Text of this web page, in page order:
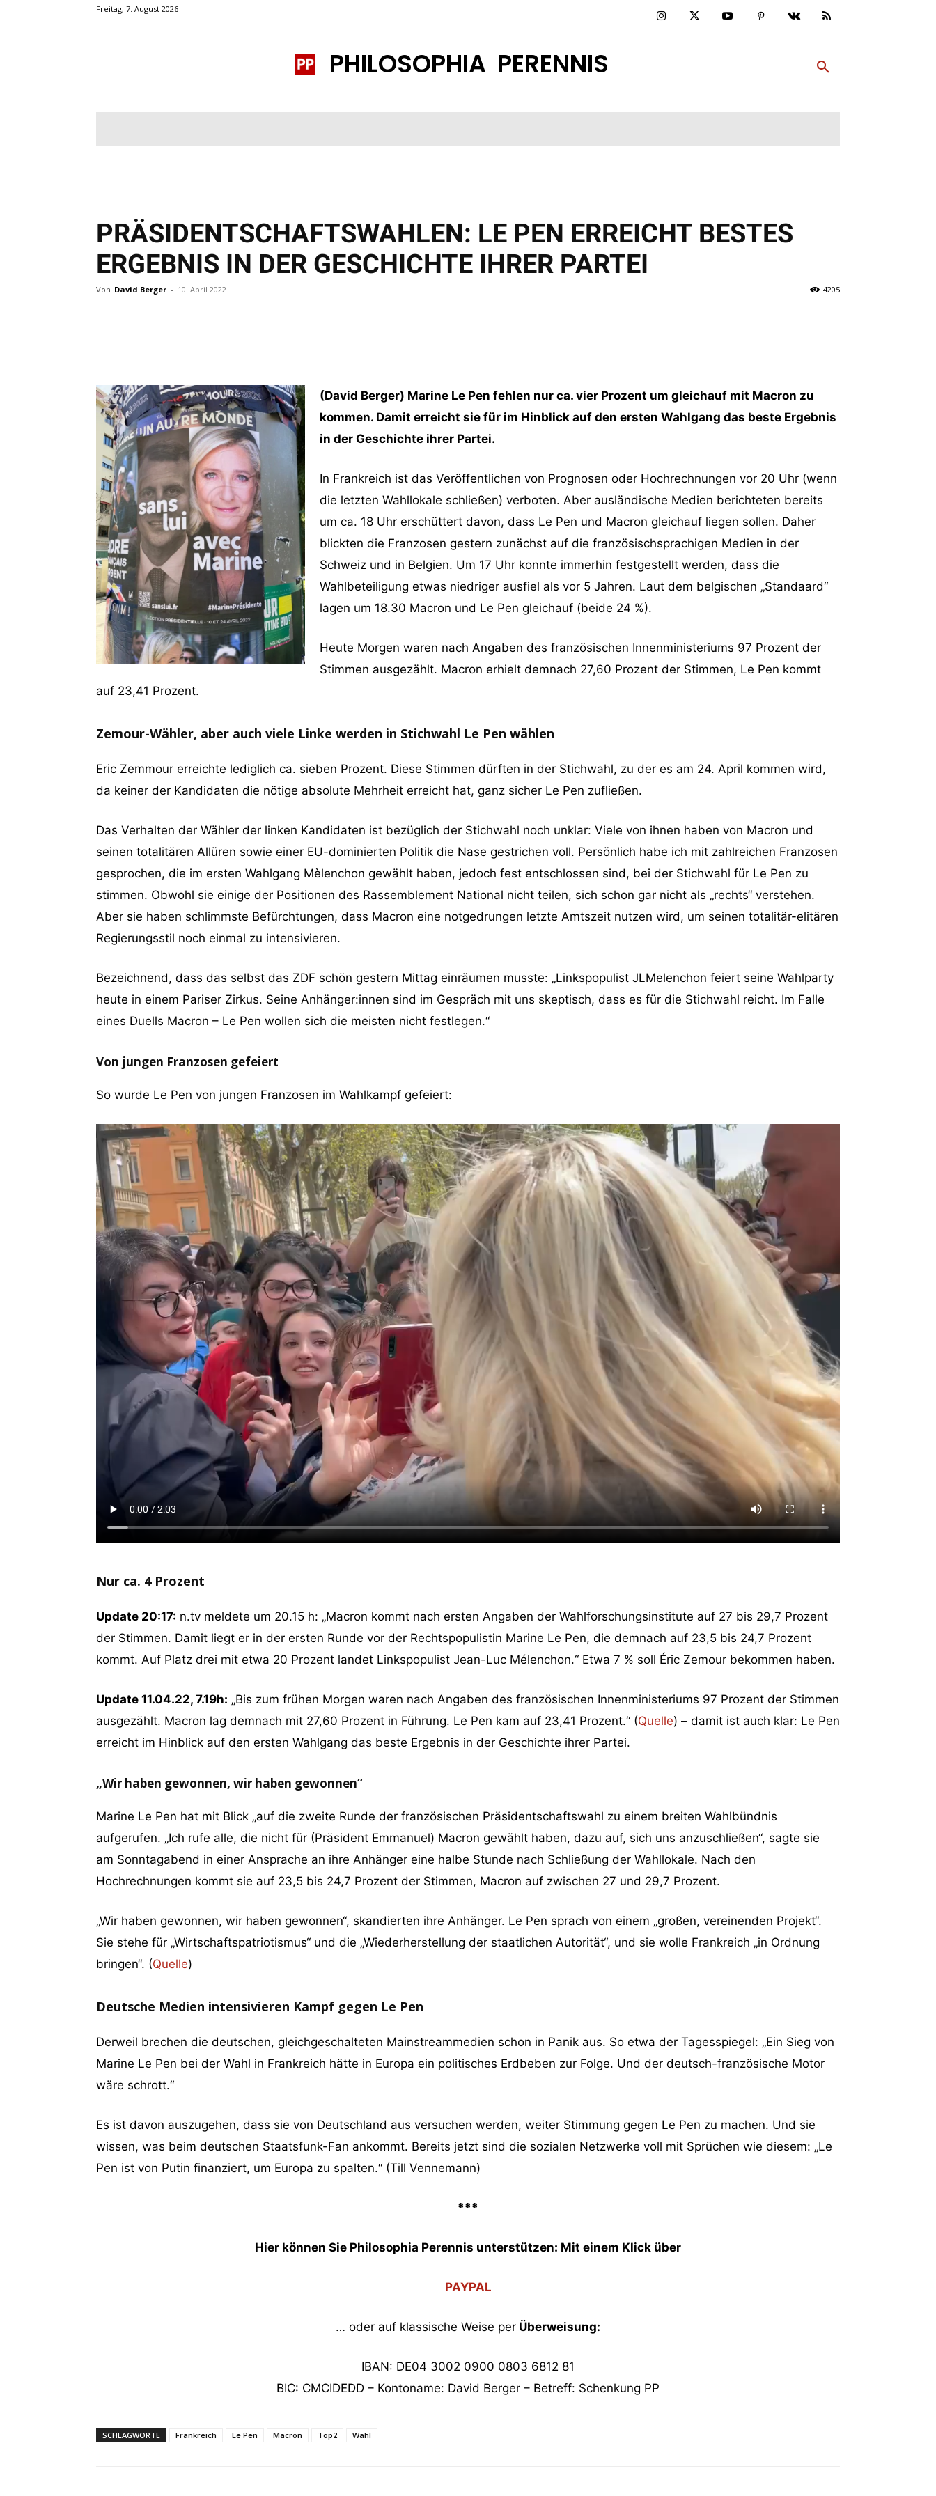
Freitag, 7. August 2026
PHILOSOPHIA PERENNIS
PRÄSIDENTSCHAFTSWAHLEN: LE PEN ERREICHT BESTES
ERGEBNIS IN DER GESCHICHTE IHRER PARTEI
Von David Berger - 10. April 2022 4205
(David Berger) Marine Le Pen fehlen nur ca. vier Prozent um gleichauf mit Macron zu
kommen. Damit erreicht sie für im Hinblick auf den ersten Wahlgang das beste Ergebnis
in der Geschichte ihrer Partei.
In Frankreich ist das Veröffentlichen von Prognosen oder Hochrechnungen vor 20 Uhr (wenn
die letzten Wahllokale schließen) verboten. Aber ausländische Medien berichteten bereits
um ca. 18 Uhr erschüttert davon, dass Le Pen und Macron gleichauf liegen sollen. Daher
blickten die Franzosen gestern zunächst auf die französischsprachigen Medien in der
Schweiz und in Belgien. Um 17 Uhr konnte immerhin festgestellt werden, dass die
Wahlbeteiligung etwas niedriger ausfiel als vor 5 Jahren. Laut dem belgischen „Standaard“
lagen um 18.30 Macron und Le Pen gleichauf (beide 24 %).
Heute Morgen waren nach Angaben des französischen Innenministeriums 97 Prozent der
Stimmen ausgezählt. Macron erhielt demnach 27,60 Prozent der Stimmen, Le Pen kommt
auf 23,41 Prozent.
Zemour-Wähler, aber auch viele Linke werden in Stichwahl Le Pen wählen
Eric Zemmour erreichte lediglich ca. sieben Prozent. Diese Stimmen dürften in der Stichwahl, zu der es am 24. April kommen wird,
da keiner der Kandidaten die nötige absolute Mehrheit erreicht hat, ganz sicher Le Pen zufließen.
Das Verhalten der Wähler der linken Kandidaten ist bezüglich der Stichwahl noch unklar: Viele von ihnen haben von Macron und
seinen totalitären Allüren sowie einer EU-dominierten Politik die Nase gestrichen voll. Persönlich habe ich mit zahlreichen Franzosen
gesprochen, die im ersten Wahlgang Mèlenchon gewählt haben, jedoch fest entschlossen sind, bei der Stichwahl für Le Pen zu
stimmen. Obwohl sie einige der Positionen des Rassemblement National nicht teilen, sich schon gar nicht als „rechts“ verstehen.
Aber sie haben schlimmste Befürchtungen, dass Macron eine notgedrungen letzte Amtszeit nutzen wird, um seinen totalitär-elitären
Regierungsstil noch einmal zu intensivieren.
Bezeichnend, dass das selbst das ZDF schön gestern Mittag einräumen musste: „Linkspopulist JLMelenchon feiert seine Wahlparty
heute in einem Pariser Zirkus. Seine Anhänger:innen sind im Gespräch mit uns skeptisch, dass es für die Stichwahl reicht. Im Falle
eines Duells Macron – Le Pen wollen sich die meisten nicht festlegen.“
Von jungen Franzosen gefeiert
So wurde Le Pen von jungen Franzosen im Wahlkampf gefeiert:
Nur ca. 4 Prozent
Update 20:17: n.tv meldete um 20.15 h: „Macron kommt nach ersten Angaben der Wahlforschungsinstitute auf 27 bis 29,7 Prozent
der Stimmen. Damit liegt er in der ersten Runde vor der Rechtspopulistin Marine Le Pen, die demnach auf 23,5 bis 24,7 Prozent
kommt. Auf Platz drei mit etwa 20 Prozent landet Linkspopulist Jean-Luc Mélenchon.“ Etwa 7 % soll Éric Zemour bekommen haben.
Update 11.04.22, 7.19h: „Bis zum frühen Morgen waren nach Angaben des französischen Innenministeriums 97 Prozent der Stimmen
ausgezählt. Macron lag demnach mit 27,60 Prozent in Führung. Le Pen kam auf 23,41 Prozent.“ (Quelle) – damit ist auch klar: Le Pen
erreicht im Hinblick auf den ersten Wahlgang das beste Ergebnis in der Geschichte ihrer Partei.
„Wir haben gewonnen, wir haben gewonnen“
Marine Le Pen hat mit Blick „auf die zweite Runde der französischen Präsidentschaftswahl zu einem breiten Wahlbündnis
aufgerufen. „Ich rufe alle, die nicht für (Präsident Emmanuel) Macron gewählt haben, dazu auf, sich uns anzuschließen“, sagte sie
am Sonntagabend in einer Ansprache an ihre Anhänger eine halbe Stunde nach Schließung der Wahllokale. Nach den
Hochrechnungen kommt sie auf 23,5 bis 24,7 Prozent der Stimmen, Macron auf zwischen 27 und 29,7 Prozent.
„Wir haben gewonnen, wir haben gewonnen“, skandierten ihre Anhänger. Le Pen sprach von einem „großen, vereinenden Projekt“.
Sie stehe für „Wirtschaftspatriotismus“ und die „Wiederherstellung der staatlichen Autorität“, und sie wolle Frankreich „in Ordnung
bringen“. (Quelle)
Deutsche Medien intensivieren Kampf gegen Le Pen
Derweil brechen die deutschen, gleichgeschalteten Mainstreammedien schon in Panik aus. So etwa der Tagesspiegel: „Ein Sieg von
Marine Le Pen bei der Wahl in Frankreich hätte in Europa ein politisches Erdbeben zur Folge. Und der deutsch-französische Motor
wäre schrott.“
Es ist davon auszugehen, dass sie von Deutschland aus versuchen werden, weiter Stimmung gegen Le Pen zu machen. Und sie
wissen, was beim deutschen Staatsfunk-Fan ankommt. Bereits jetzt sind die sozialen Netzwerke voll mit Sprüchen wie diesem: „Le
Pen ist von Putin finanziert, um Europa zu spalten.“ (Till Vennemann)
***
Hier können Sie Philosophia Perennis unterstützen: Mit einem Klick über
PAYPAL
… oder auf klassische Weise per Überweisung:
IBAN: DE04 3002 0900 0803 6812 81
BIC: CMCIDEDD – Kontoname: David Berger – Betreff: Schenkung PP
SCHLAGWORTE Frankreich Le Pen Macron Top2 Wahl